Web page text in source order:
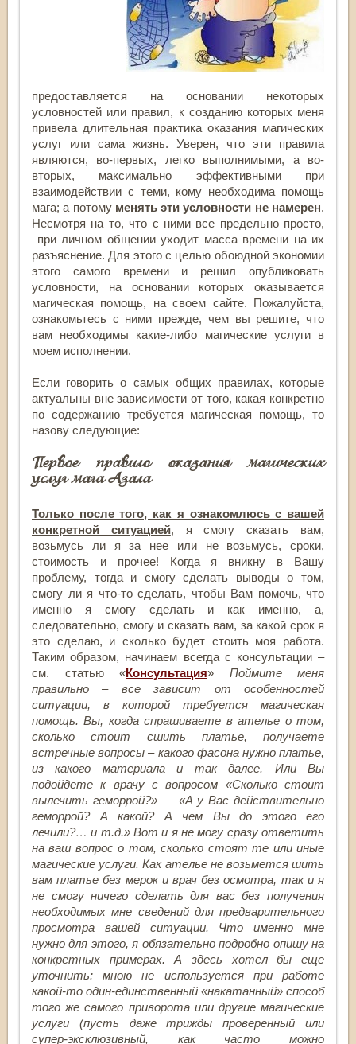
предоставляется на основании некоторых
условностей или правил, к созданию которых меня
привела длительная практика оказания магических
услуг или сама жизнь. Уверен, что эти правила
являются, во-первых, легко выполнимыми, а во-
вторых, максимально эффективными при
взаимодействии с теми, кому необходима помощь
мага; а потому менять эти условности не намерен.
Несмотря на то, что с ними все предельно просто,
при личном общении уходит масса времени на их
разъяснение. Для этого с целью обоюдной экономии
этого самого времени и решил опубликовать
условности, на основании которых оказывается
магическая помощь, на своем сайте. Пожалуйста,
ознакомьтесь с ними прежде, чем вы решите, что
вам необходимы какие-либо магические услуги в
моем исполнении.
Если говорить о самых общих правилах, которые
актуальны вне зависимости от того, какая конкретно
по содержанию требуется магическая помощь, то
назову следующие:
Первое правило оказания магических
услуг мага Азала
Только после того, как я ознакомлюсь с вашей
конкретной ситуацией, я смогу сказать вам,
возьмусь ли я за нее или не возьмусь, сроки,
стоимость и прочее! Когда я вникну в Вашу
проблему, тогда и смогу сделать выводы о том,
смогу ли я что-то сделать, чтобы Вам помочь, что
именно я смогу сделать и как именно, а,
следовательно, смогу и сказать вам, за какой срок я
это сделаю, и сколько будет стоить моя работа.
Таким образом, начинаем всегда с консультации –
см. статью «Консультация» Поймите меня
правильно – все зависит от особенностей
ситуации, в которой требуется магическая
помощь. Вы, когда спрашиваете в ателье о том,
сколько стоит сшить платье, получаете
встречные вопросы – какого фасона нужно платье,
из какого материала и так далее. Или Вы
подойдете к врачу с вопросом «Сколько стоит
вылечить геморрой?» — «А у Вас действительно
геморрой? А какой? А чем Вы до этого его
лечили?… и т.д.» Вот и я не могу сразу ответить
на ваш вопрос о том, сколько стоят те или иные
магические услуги. Как ателье не возьмется шить
вам платье без мерок и врач без осмотра, так и я
не смогу ничего сделать для вас без получения
необходимых мне сведений для предварительного
просмотра вашей ситуации. Что именно мне
нужно для этого, я обязательно подробно опишу на
конкретных примерах. А здесь хотел бы еще
уточнить: мною не используется при работе
какой-то один-единственный «накатанный» способ
того же самого приворота или другие магические
услуги (пусть даже трижды проверенный или
супер-эксклюзивный, как часто можно